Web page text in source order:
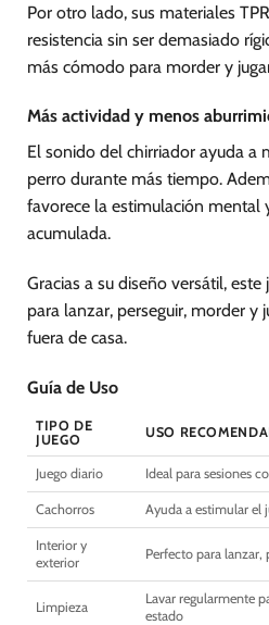
Por otro lado, sus materiales
resistencia sin ser demasiado
más cómodo para morder y
Más actividad y menos
El sonido del chirriador ayuda a
perro durante más tiempo.
favorece la estimulación mental
acumulada.
Gracias a su diseño versátil,
para lanzar, perseguir, morder
fuera de casa.
Guía de Uso
TIPO DE
JUEGO
USO
Juego diario Ideal para sesiones
Cachorros Ayuda a estimular el
Interior y
exterior
Perfecto para lanzar,
Limpieza
Lavar regularmente
estado